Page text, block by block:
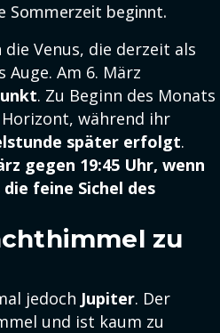
Sommerzeit beginnt.
Venus, die derzeit als
Am 6. März
. Zu Beginn des Monats
während ihr
später erfolgt.
gegen 19:45 Uhr, wenn
feine Sichel des
zu
jedoch Jupiter. Der
und ist kaum zu